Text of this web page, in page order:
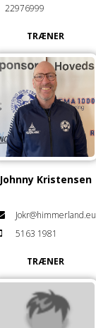
22976999
TRÆNER
Johnny Kristensen
Jokr@himmerland.eu
5163 1981
TRÆNER